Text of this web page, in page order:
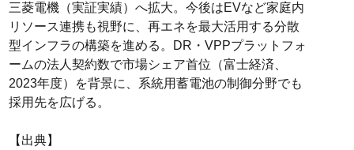
三菱電機（実証実績）へ拡大。今後はEVなど家庭内
リソース連携も視野に、再エネを最大活用する分散
型インフラの構築を進める。DR・VPPプラットフォ
ームの法人契約数で市場シェア首位（富士経済、
2023年度）を背景に、系統用蓄電池の制御分野でも
採用先を広げる。
【出典】